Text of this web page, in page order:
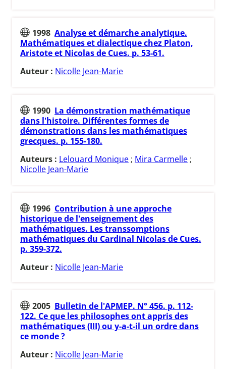
1998 Analyse et démarche analytique.
Mathématiques et dialectique chez Platon,
Aristote et Nicolas de Cues. p. 53-61.
Auteur : Nicolle Jean-Marie
1990 La démonstration mathématique
dans l'histoire. Différentes formes de
démonstrations dans les mathématiques
grecques. p. 155-180.
Auteurs : Lelouard Monique ; Mira Carmelle ;
Nicolle Jean-Marie
1996 Contribution à une approche
historique de l'enseignement des
mathématiques. Les transsomptions
mathématiques du Cardinal Nicolas de Cues.
p. 359-372.
Auteur : Nicolle Jean-Marie
2005 Bulletin de l'APMEP. N° 456. p. 112-
122. Ce que les philosophes ont appris des
mathématiques (III) ou y-a-t-il un ordre dans
ce monde ?
Auteur : Nicolle Jean-Marie